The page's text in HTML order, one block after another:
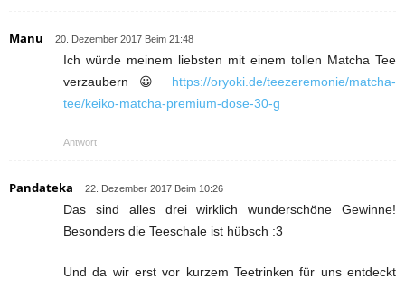
Manu 20. Dezember 2017 Beim 21:48
Ich würde meinem liebsten mit einem tollen Matcha Tee
verzaubern 😀 https://oryoki.de/teezeremonie/matcha-
tee/keiko-matcha-premium-dose-30-g
Antwort
Pandateka 22. Dezember 2017 Beim 10:26
Das sind alles drei wirklich wunderschöne Gewinne!
Besonders die Teeschale ist hübsch :3
Und da wir erst vor kurzem Teetrinken für uns entdeckt